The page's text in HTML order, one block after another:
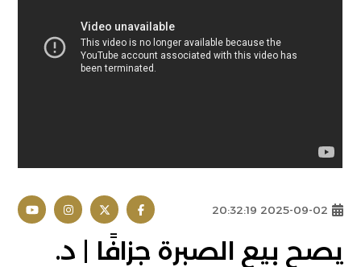
2025-09-02 20:32:19
يصح بيع الصبرة جزافًا | د.